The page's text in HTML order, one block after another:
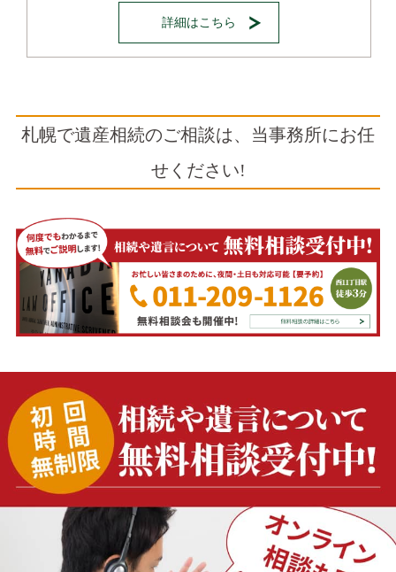
詳細はこちら
札幌で遺産相続のご相談は、当事務所にお任
せください!